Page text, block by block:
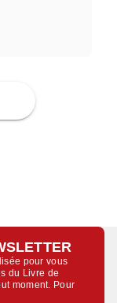
pour vous
du Livre de
moment. Pour